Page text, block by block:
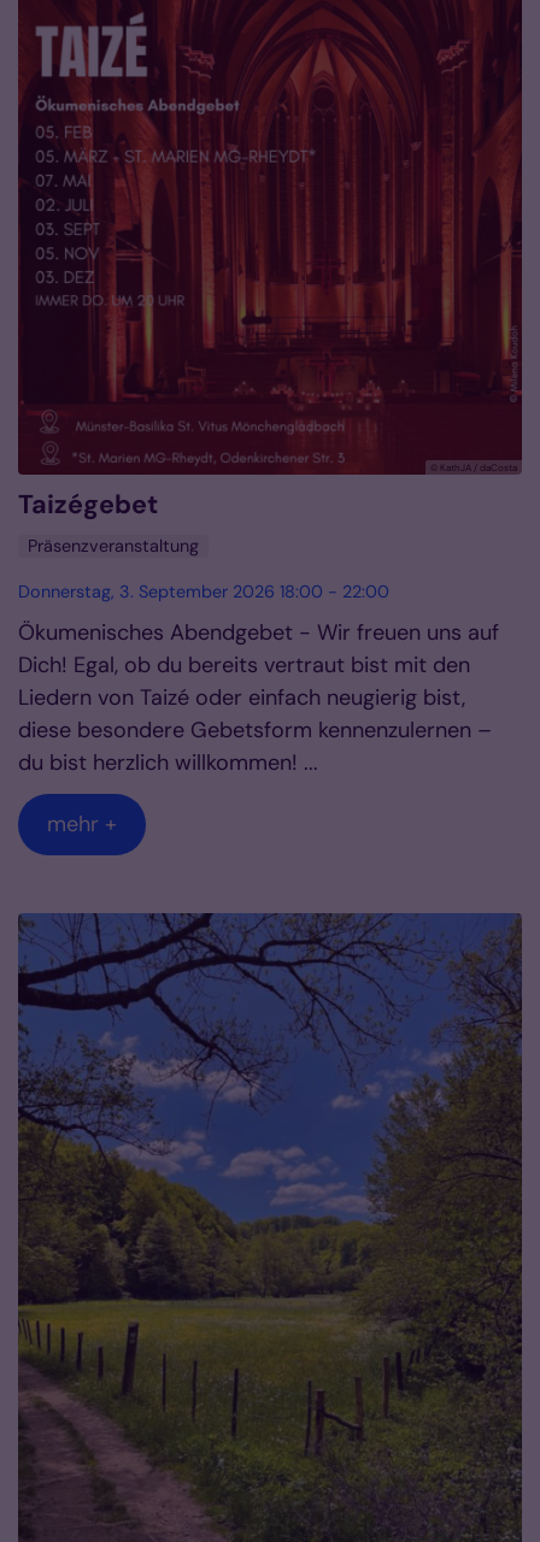
© KathJA / daCosta
Taizégebet
Präsenzveranstaltung
Donnerstag, 3. September 2026 18:00 - 22:00
Ökumenisches Abendgebet - Wir freuen uns auf
Dich! Egal, ob du bereits vertraut bist mit den
Liedern von Taizé oder einfach neugierig bist,
diese besondere Gebetsform kennenzulernen –
du bist herzlich willkommen! ...
mehr +